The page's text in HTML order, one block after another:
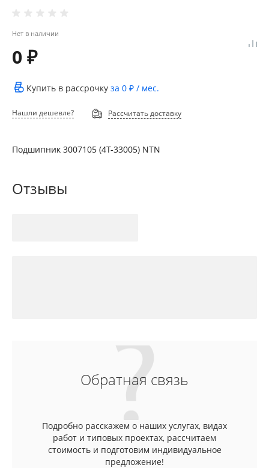
Нет в наличии
0 ₽
Купить в рассрочку за 0 ₽ / мес.
Нашли дешевле? Рассчитать доставку
Подшипник 3007105 (4T-33005) NTN
Отзывы
Обратная связь
Подробно расскажем о наших услугах, видах
работ и типовых проектах, рассчитаем
стоимость и подготовим индивидуальное
предложение!